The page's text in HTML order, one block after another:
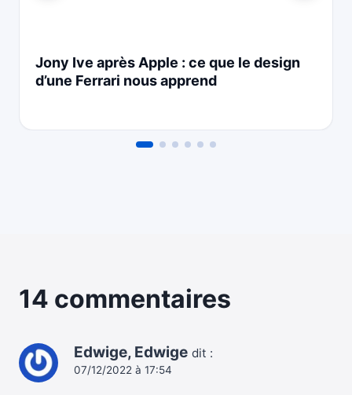
Jony Ive après Apple : ce que le design
d’une Ferrari nous apprend
14 commentaires
Edwige, Edwige dit :
07/12/2022 à 17:54